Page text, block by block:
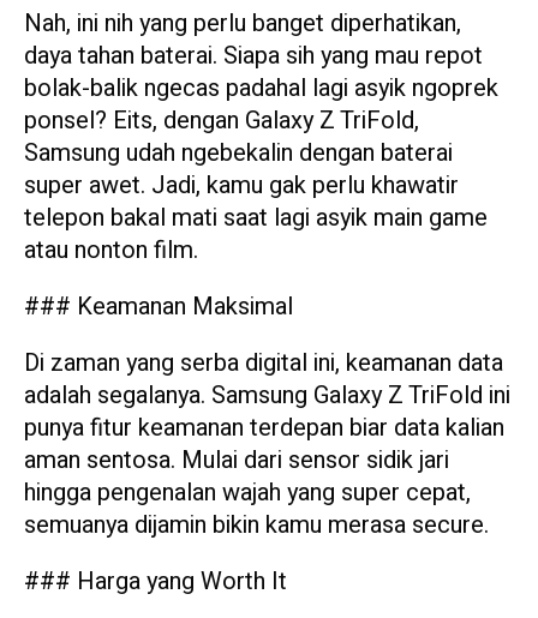
Nah, ini nih yang perlu banget diperhatikan,
daya tahan baterai. Siapa sih yang mau repot
bolak-balik ngecas padahal lagi asyik ngoprek
ponsel? Eits, dengan Galaxy Z TriFold,
Samsung udah ngebekalin dengan baterai
super awet. Jadi, kamu gak perlu khawatir
telepon bakal mati saat lagi asyik main game
atau nonton film.
### Keamanan Maksimal
Di zaman yang serba digital ini, keamanan data
adalah segalanya. Samsung Galaxy Z TriFold ini
punya fitur keamanan terdepan biar data kalian
aman sentosa. Mulai dari sensor sidik jari
hingga pengenalan wajah yang super cepat,
semuanya dijamin bikin kamu merasa secure.
### Harga yang Worth It